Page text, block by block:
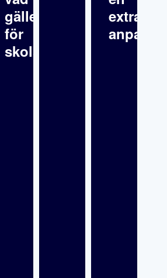
gäller
för
skolsköterskor?
extra